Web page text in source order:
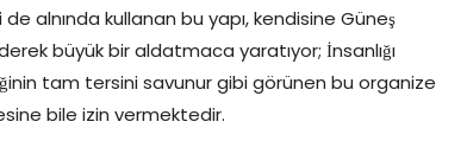
alnında kullanan bu yapı, kendisine Güneş
büyük bir aldatmaca yaratıyor; İnsanlığı
tam tersini savunur gibi görünen bu organize
bile izin vermektedir.